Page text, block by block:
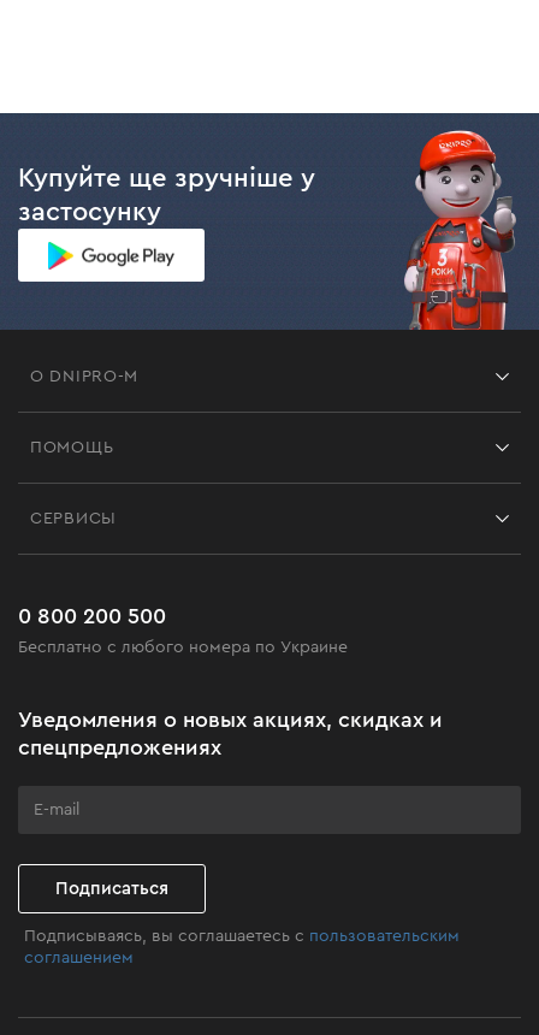
Купуйте ще зручніше у
застосунку
О DNIPRO-M
Черная пятница
Клуб мастерства
ПОМОЩЬ
Часто задаваемые вопросы
СЕРВИСЫ
0 800 200 500
Бесплатно с любого номера по Украине
Уведомления о новых акциях, скидках и
спецпредложениях
Подписаться
Подписываясь, вы соглашаетесь с пользовательским
соглашением